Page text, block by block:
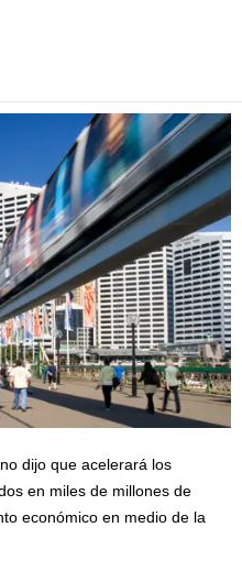
dijo que acelerará los
en miles de millones de
económico en medio de la